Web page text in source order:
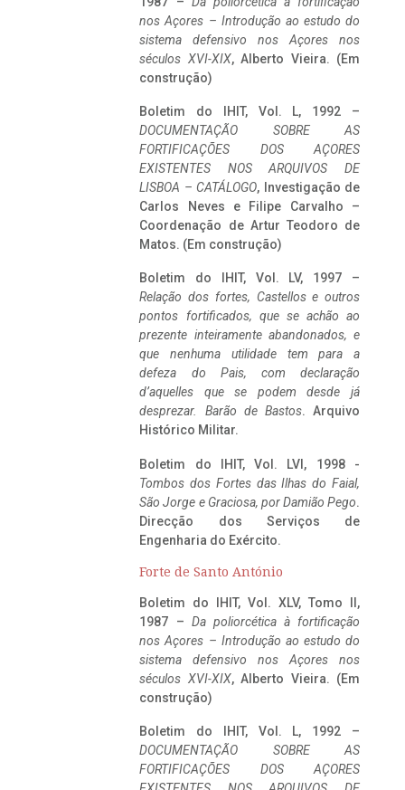
nos Açores – Introdução ao estudo do
sistema defensivo nos Açores nos
séculos XVI-XIX, Alberto Vieira. (Em
construção)
Boletim do IHIT, Vol. L, 1992 –
DOCUMENTAÇÃO SOBRE AS
FORTIFICAÇÕES DOS AÇORES
EXISTENTES NOS ARQUIVOS DE
LISBOA – CATÁLOGO, Investigação de
Carlos Neves e Filipe Carvalho –
Coordenação de Artur Teodoro de
Matos. (Em construção)
Boletim do IHIT, Vol. LV, 1997 –
Relação dos fortes, Castellos e outros
pontos fortificados, que se achão ao
prezente inteiramente abandonados, e
que nenhuma utilidade tem para a
defeza do Pais, com declaração
d’aquelles que se podem desde já
desprezar. Barão de Bastos. Arquivo
Histórico Militar.
Boletim do IHIT, Vol. LVI, 1998 -
Tombos dos Fortes das Ilhas do Faial,
São Jorge e Graciosa, por Damião Pego.
Direcção dos Serviços de
Engenharia do Exército.
Forte de Santo António
Boletim do IHIT, Vol. XLV, Tomo II,
1987 – Da poliorcética à fortificação
nos Açores – Introdução ao estudo do
sistema defensivo nos Açores nos
séculos XVI-XIX, Alberto Vieira. (Em
construção)
Boletim do IHIT, Vol. L, 1992 –
DOCUMENTAÇÃO SOBRE AS
FORTIFICAÇÕES DOS AÇORES